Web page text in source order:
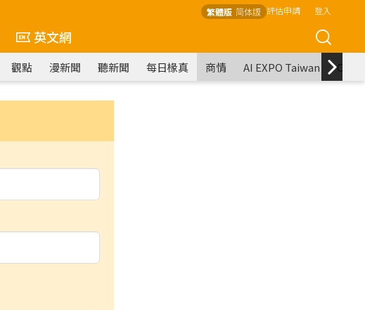
繁體版 简体版 評估申請 登入
英文網
觀點 漫新聞 聽新聞 每日椽真 商情 AI EXPO Taiwan